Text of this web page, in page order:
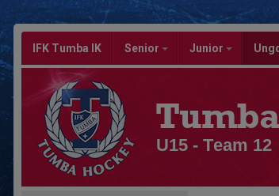
IFK Tumba IK Senior Junior
U15 - Team 12